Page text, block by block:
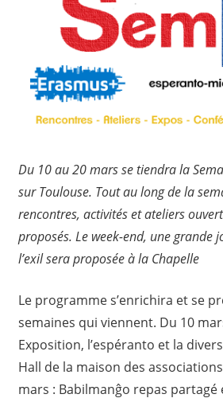
Du 10 au 20 mars se tiendra la
sur Toulouse. Tout au long de la
rencontres, activités et ateliers
proposés. Le week-end, une grande
l’exil sera proposée à la Chapelle
Le programme s’enrichira et se
semaines qui viennent. Du 10
Exposition, l’espéranto et la
Hall de la maison des
mars : Babilmanĝo repas partagé